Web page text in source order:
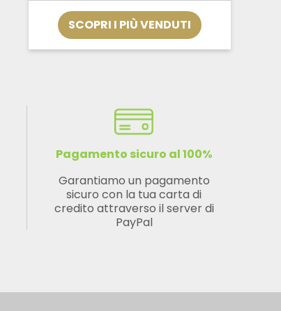
SCOPRI I PIÙ VENDUTI
Pagamento sicuro al 100%
Garantiamo un pagamento
sicuro con la tua carta di
credito attraverso il server di
PayPal